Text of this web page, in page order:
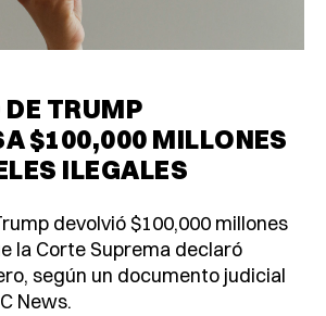
TRUMP
$100,000 MILLONES
ILEGALES
devolvió $100,000 millones
la Corte Suprema declaró
según un documento judicial
News.